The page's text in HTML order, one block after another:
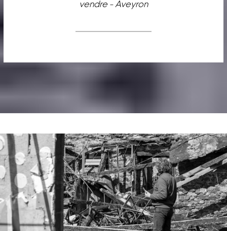
vendre - Aveyron